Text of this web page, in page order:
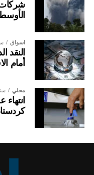
شركات
أسواق
النقد
أمام
محلي